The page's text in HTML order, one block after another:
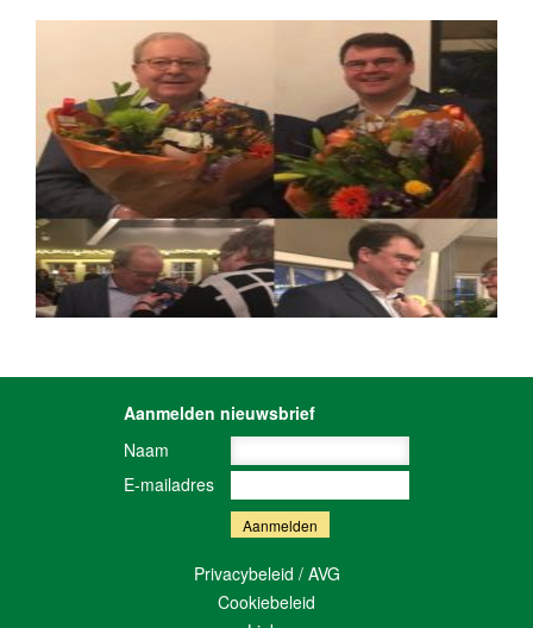
Aanmelden nieuwsbrief
Naam
E-mailadres
Privacybeleid / AVG
Cookiebeleid